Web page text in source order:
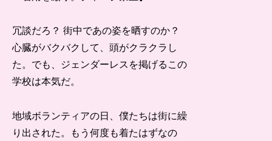
冗談だろ？ 街中であの姿を晒すのか？
心臓がバクバクして、頭がクラクラし
た。でも、ジェンダーレスを掲げるこの
学校は本気だ。
地域ボランティアの日、僕たちは街に繰
り出された。もう何度も着たはずなの